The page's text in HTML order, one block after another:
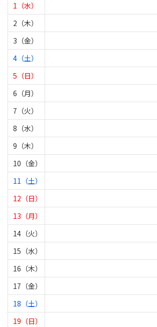
1（水）
2（木）
3（金）
4（土）
5（日）
6（月）
7（火）
8（水）
9（木）
10（金）
11（土）
12（日）
13（月）
14（火）
15（水）
16（木）
17（金）
18（土）
19（日）